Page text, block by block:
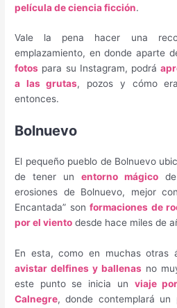
película de ciencia ficción.
Vale la pena hacer una
emplazamiento, en donde aparte
fotos para su Instagram, podrá
a las grutas, pozos y cómo
entonces.
Bolnuevo
El pequeño pueblo de Bolnuevo
de tener unentorno mágico de
erosiones de Bolnuevo, mejor
Encantada” sonformaciones de
por el viento desde hace miles de
En esta, como en muchas otras
avistar delfines y ballenas no
este punto se inicia un viaje
Calnegre, donde contemplará un